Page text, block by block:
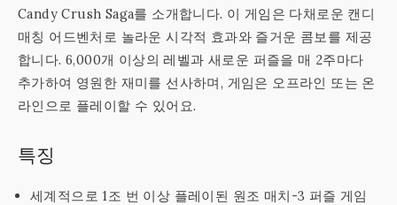
Candy Crush Saga를 소개합니다. 이 게임은 다채로운 캔디
매칭 어드벤처로 놀라운 시각적 효과와 즐거운 콤보를 제공
합니다. 6,000개 이상의 레벨과 새로운 퍼즐을 매 2주마다
추가하여 영원한 재미를 선사하며, 게임은 오프라인 또는 온
라인으로 플레이할 수 있어요.
특징
세계적으로 1조 번 이상 플레이된 원조 매치-3 퍼즐 게임